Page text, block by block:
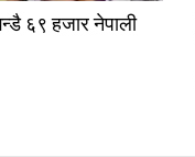
६९ हजार नेपाली